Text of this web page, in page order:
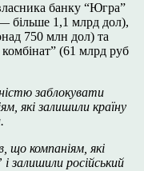
банку “Югра”
більше 1,1 млрд дол),
750 млн дол) та
(61 млрд руб
заблокувати
які залишили країну
що компаніям, які
залишили російський